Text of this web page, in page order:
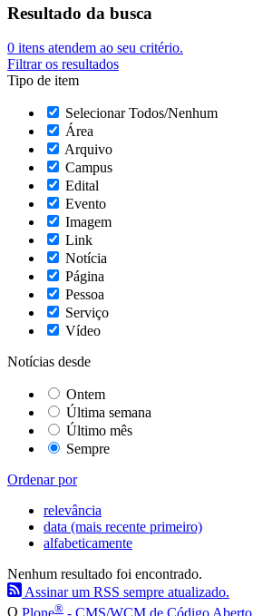
Resultado da busca
0 itens atendem ao seu critério.
Filtrar os resultados
Tipo de item
Selecionar Todos/Nenhum
Área
Arquivo
Campus
Edital
Evento
Imagem
Link
Notícia
Página
Pessoa
Serviço
Vídeo
Notícias desde
Ontem
Última semana
Último mês
Sempre
Ordenar por
relevância
data (mais recente primeiro)
alfabeticamente
Nenhum resultado foi encontrado.
Assinar um RSS sempre atualizado.
O Plone® - CMS/WCM de Código Aberto